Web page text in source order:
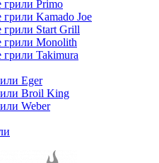
грили Primo
грили Kamado Joe
грили Start Grill
грили Monolith
грили Takimura
Eger
Broil King
Weber